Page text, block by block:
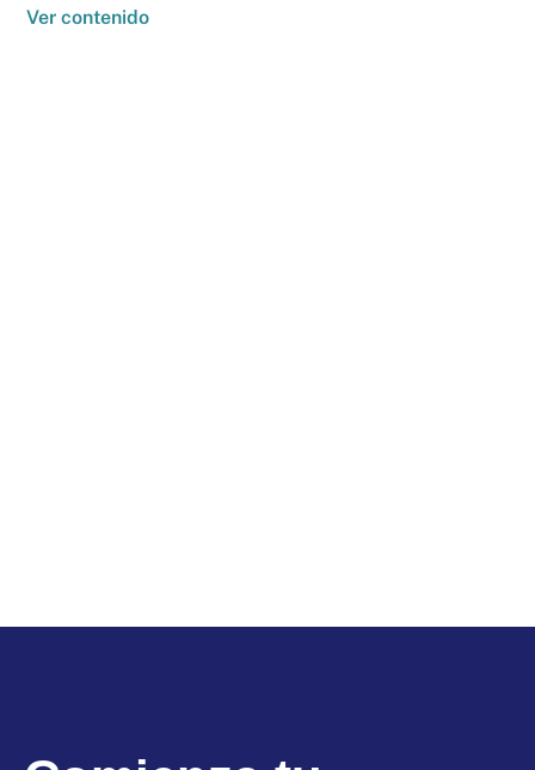
Ver contenido